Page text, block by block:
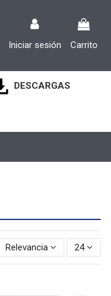
Iniciar sesión Carrito
DESCARGAS
Relevancia 24